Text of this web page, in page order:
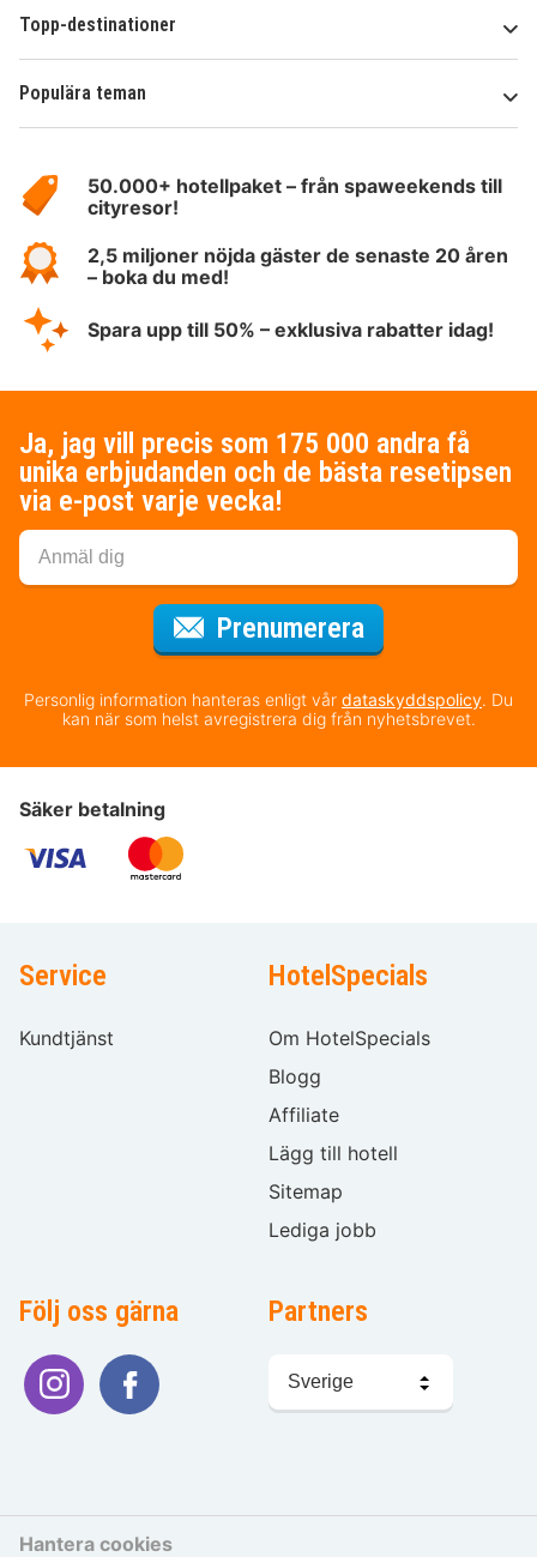
Topp-destinationer
Populära teman
HotelSpecials50.000+ hotellpaket – från spaweekends till
cityresor!
2,5 miljoner nöjda gäster de senaste 20 åren
– boka du med!
Spara upp till 50% – exklusiva rabatter idag!
Ja, jag vill precis som 175 000 andra få
unika erbjudanden och de bästa resetipsen
via e-post varje vecka!
Prenumerera
Personlig information hanteras enligt vår dataskyddspolicy. Du
kan när som helst avregistrera dig från nyhetsbrevet.
Säker betalning
Service
Kundtjänst
HotelSpecials
Om HotelSpecials
Blogg
Affiliate
Lägg till hotell
Sitemap
Lediga jobb
Följ oss gärna Partners
språk
Hantera cookies